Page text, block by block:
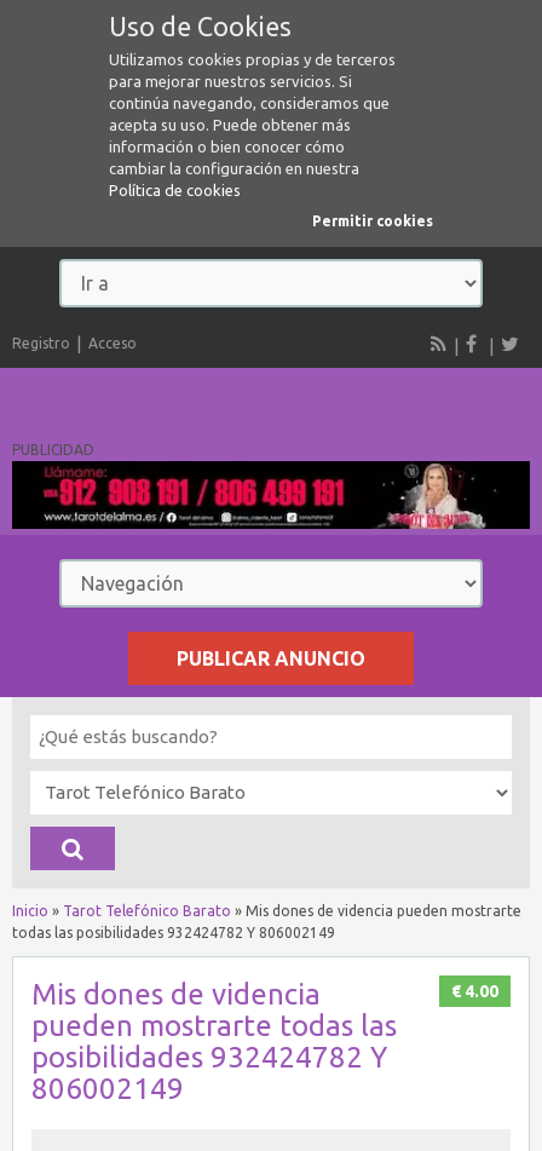
Uso de Cookies
Utilizamos cookies propias y de terceros
para mejorar nuestros servicios. Si
continúa navegando, consideramos que
acepta su uso. Puede obtener más
información o bien conocer cómo
cambiar la configuración en nuestra
Política de cookies
Permitir cookies
Registro Acceso
PUBLICIDAD
PUBLICAR ANUNCIO
Inicio » Tarot Telefónico Barato » Mis dones de videncia pueden mostrarte
todas las posibilidades 932424782 Y 806002149
€ 4.00
Mis dones de videncia
pueden mostrarte todas las
posibilidades 932424782 Y
806002149